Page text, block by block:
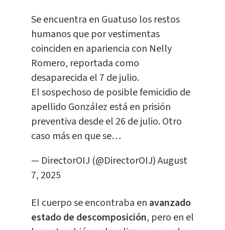
Se encuentra en Guatuso los restos
humanos que por vestimentas
coinciden en apariencia con Nelly
Romero, reportada como
desaparecida el 7 de julio.
El sospechoso de posible femicidio de
apellido González está en prisión
preventiva desde el 26 de julio. Otro
caso más en que se…
— DirectorOIJ (@DirectorOIJ)August
7, 2025
El cuerpo se encontraba en avanzado
estado de descomposición, pero en el